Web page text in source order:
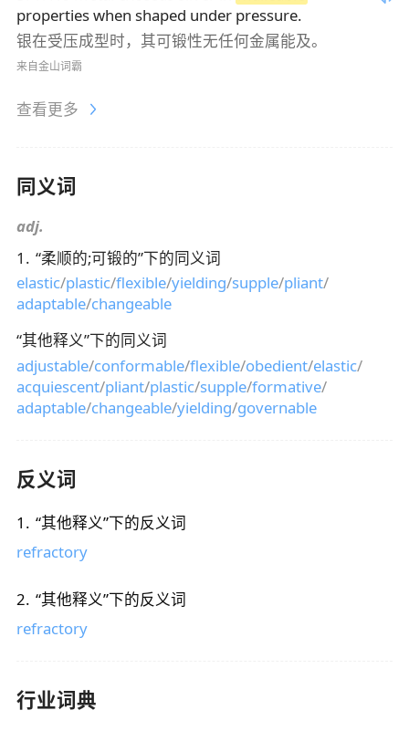
properties when shaped under pressure.
银在受压成型时，其可锻性无任何金属能及。
来自金山词霸
查看更多
同义词
adj.
1 . “柔顺的;可锻的”下的同义词
elastic/plastic/flexible/yielding/supple/pliant/
adaptable/changeable
“其他释义”下的同义词
adjustable/conformable/flexible/obedient/elastic/
acquiescent/pliant/plastic/supple/formative/
adaptable/changeable/yielding/governable
反义词
1 . “其他释义”下的反义词
refractory
2. “其他释义”下的反义词
refractory
行业词典